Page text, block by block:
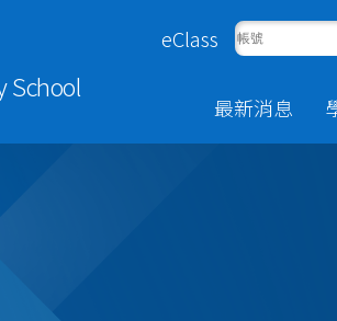
School
eClass
最新消息